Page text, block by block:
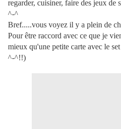
regarder, cuisiner, faire des jeux de
^-^
Bref.....vous voyez il y a plein de
Pour être raccord avec ce que je
mieux qu'une petite carte avec le
^-^!!)